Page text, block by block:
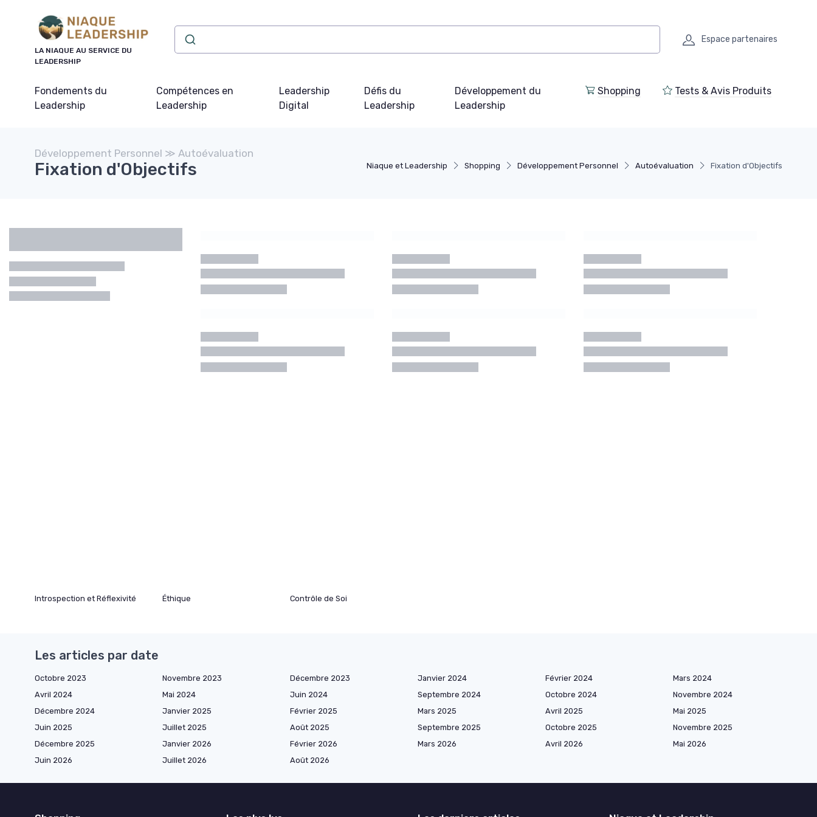
LA NIAQUE AU SERVICE DU
LEADERSHIP
Espace partenaires
Fondements du
Leadership
Compétences en
Leadership
Leadership
Digital
Défis du
Leadership
Développement du
Leadership
Shopping Tests & Avis Produits
Niaque et Leadership Shopping Développement Personnel Autoévaluation Fixation d'Objectifs
Développement Personnel ≫ Autoévaluation
Fixation d'Objectifs
Introspection et Réflexivité Éthique Contrôle de Soi
Les articles par date
Octobre 2023 Novembre 2023 Décembre 2023 Janvier 2024 Février 2024
Mars 2024
Avril 2024
Mai 2024 Juin 2024 Septembre 2024 Octobre 2024
Novembre 2024
Décembre 2024
Janvier 2025 Février 2025 Mars 2025 Avril 2025
Mai 2025
Juin 2025
Juillet 2025 Août 2025 Septembre 2025 Octobre 2025
Novembre 2025
Décembre 2025
Janvier 2026 Février 2026 Mars 2026 Avril 2026
Mai 2026
Juin 2026
Juillet 2026 Août 2026